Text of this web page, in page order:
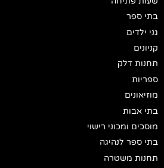
בתי ספר
גני ילדים
קניונים
תחנות דלק
ספריות
מוזיאונים
בתי אבות
מוסכים ומכוני רישוי
בתי ספר לנהיגה
תחנות משטרה